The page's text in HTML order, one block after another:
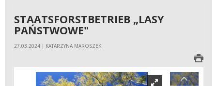
STAATSFORSTBETRIEB „LASY
PAŃSTWOWE"
27.03.2024 | KATARZYNA MAROSZEK